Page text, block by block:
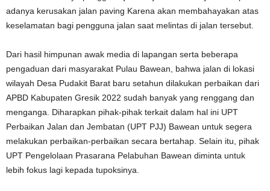
adanya kerusakan jalan paving Karena akan membahayakan atas
keselamatan bagi pengguna jalan saat melintas di jalan tersebut.
Dari hasil himpunan awak media di lapangan serta beberapa
pengaduan dari masyarakat Pulau Bawean, bahwa jalan di lokasi
wilayah Desa Pudakit Barat baru setahun dilakukan perbaikan dari
APBD Kabupaten Gresik 2022 sudah banyak yang renggang dan
menganga. Diharapkan pihak-pihak terkait dalam hal ini UPT
Perbaikan Jalan dan Jembatan (UPT PJJ) Bawean untuk segera
melakukan perbaikan-perbaikan secara bertahap. Selain itu, pihak
UPT Pengelolaan Prasarana Pelabuhan Bawean diminta untuk
lebih fokus lagi kepada tupoksinya.